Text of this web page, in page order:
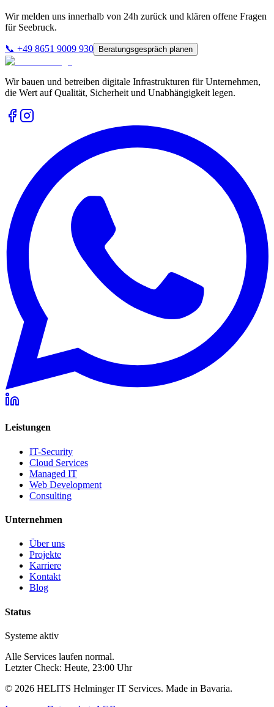
Wir melden uns innerhalb von 24h zurück und klären offene Fragen
für Seebruck.
📞 +49 8651 9009 930 Beratungsgespräch planen
Wir bauen und betreiben digitale Infrastrukturen für Unternehmen,
die Wert auf Qualität, Sicherheit und Unabhängigkeit legen.
Leistungen
IT-Security
Cloud Services
Managed IT
Web Development
Consulting
Unternehmen
Über uns
Projekte
Karriere
Kontakt
Blog
Status
Systeme aktiv
Alle Services laufen normal.
Letzter Check: Heute, 23:00 Uhr
© 2026 HELITS Helminger IT Services. Made in Bavaria.